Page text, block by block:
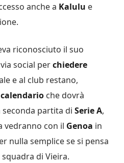
anche a Kalulu e
riconosciuto il suo
social perchiedere
e al club restano,
calendario che dovrà
seconda partita di Serie A,
vedranno con il Genoa in
nulla semplice se si pensa
di Vieira.